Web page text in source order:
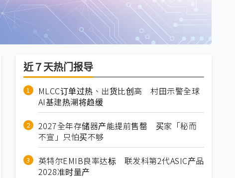
近７天热门报导
MLCC订单过热、出货比创高 村田示警全球
AI基建热潮将趋缓
2027全年存储器产能提前售罄 买家「秘而
不宣」只怕买不够
英特尔EMIB良率达标 联发科第2代ASIC产品
2028准时量产